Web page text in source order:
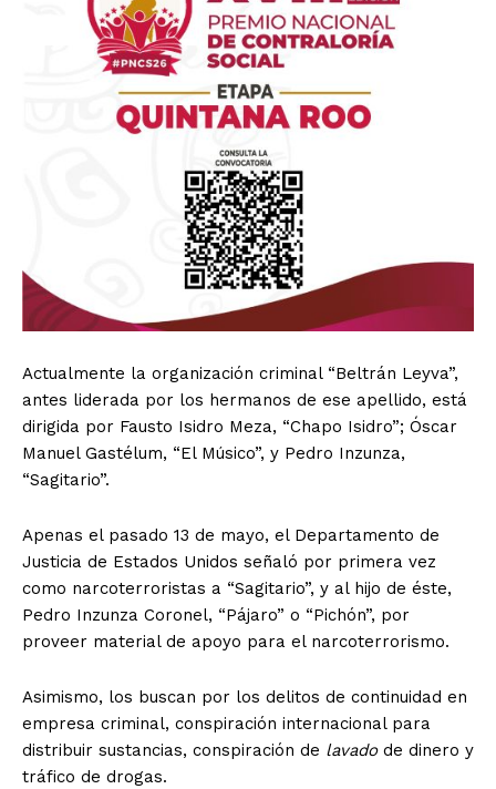
Actualmente la organización criminal “Beltrán Leyva”,
antes liderada por los hermanos de ese apellido, está
dirigida por Fausto Isidro Meza, “Chapo Isidro”; Óscar
Manuel Gastélum, “El Músico”, y Pedro Inzunza,
“Sagitario”.
Apenas el pasado 13 de mayo, el Departamento de
Justicia de Estados Unidos señaló por primera vez
como narcoterroristas a “Sagitario”, y al hijo de éste,
Pedro Inzunza Coronel, “Pájaro” o “Pichón”, por
proveer material de apoyo para el narcoterrorismo.
Asimismo, los buscan por los delitos de continuidad en
empresa criminal, conspiración internacional para
distribuir sustancias, conspiración de lavadode dinero y
tráfico de drogas.